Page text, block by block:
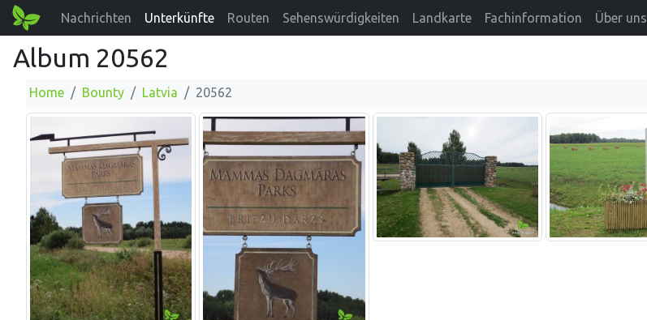
Nachrichten Unterkünfte Routen Sehenswürdigkeiten Landkarte Fachinformation Über uns
Album 20562
Home Bounty Latvia 20562